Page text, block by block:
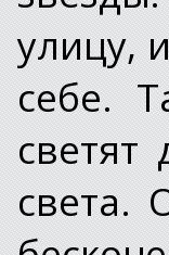
улицу,
себе.
света.